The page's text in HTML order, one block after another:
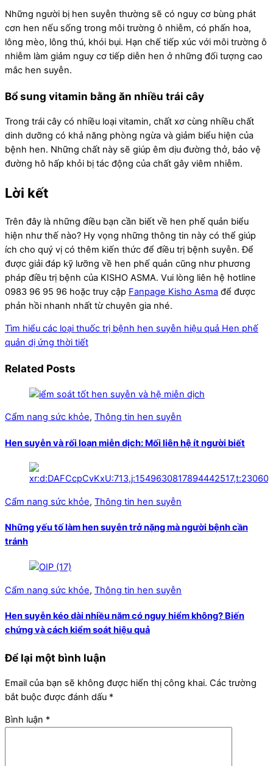
Những người bị hen suyễn thường sẽ có nguy cơ bùng phát
cơn hen nếu sống trong môi trường ô nhiễm, có phấn hoa,
lông mèo, lông thú, khói bụi. Hạn chế tiếp xúc với môi trường ô
nhiễm làm giảm nguy cơ tiếp diễn hen ở những đối tượng cao
mắc hen suyễn.
Bổ sung vitamin bằng ăn nhiều trái cây
Trong trái cây có nhiều loại vitamin, chất xơ cùng nhiều chất
dinh dưỡng có khả năng phòng ngừa và giảm biểu hiện của
bệnh hen. Những chất này sẽ giúp êm dịu đường thở, bảo vệ
đường hô hấp khỏi bị tác động của chất gây viêm nhiễm.
Lời kết
Trên đây là những điều bạn cần biết về hen phế quản biểu
hiện như thế nào? Hy vọng những thông tin này có thể giúp
ích cho quý vị có thêm kiến thức để điều trị bệnh suyễn. Để
được giải đáp kỹ lưỡng về hen phế quản cũng như phương
pháp điều trị bệnh của KISHO ASMA. Vui lòng liên hệ hotline
0983 96 95 96 hoặc truy cập Fanpage Kisho Asma để được
phản hồi nhanh nhất từ chuyên gia nhé.
Tìm hiểu các loại thuốc trị bệnh hen suyễn hiệu quả Hen phế
quản dị ứng thời tiết
Related Posts
Cẩm nang sức khỏe, Thông tin hen suyễn
Hen suyễn và rối loạn miễn dịch: Mối liên hệ ít người biết
Cẩm nang sức khỏe, Thông tin hen suyễn
Những yếu tố làm hen suyễn trở nặng mà người bệnh cần
tránh
Cẩm nang sức khỏe, Thông tin hen suyễn
Hen suyễn kéo dài nhiều năm có nguy hiểm không? Biến
chứng và cách kiểm soát hiệu quả
Để lại một bình luận
Email của bạn sẽ không được hiển thị công khai. Các trường
bắt buộc được đánh dấu *
Bình luận *